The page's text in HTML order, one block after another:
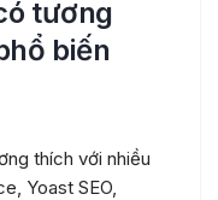
tương
biến
thích với nhiều
Yoast SEO,